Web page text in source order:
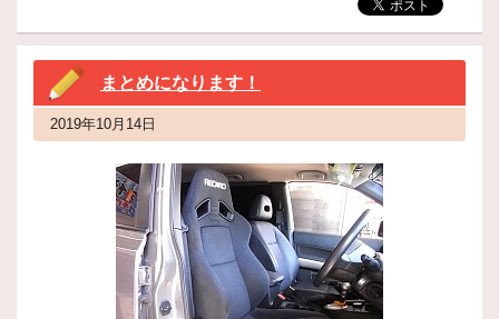
まとめになります！
2019年10月14日